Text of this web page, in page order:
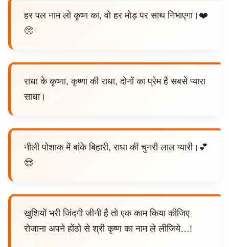
हर पल नाम लो कृष्ण का, वो हर मोड़ पर साथ निभाएगा।❤️
🥺
राधा के कृष्णा, कृष्णा की राधा, दोनों का प्रेम है सबसे प्यारा
साधा।
नीली पोशाक में बांके बिहारी, राधा की चुनरी लाल प्यारी।💕
😍
खुशियों भरी जिंदगी जीनी है तो एक काम किया कीजिए
रोजाना अपने होंठो से श्री कृष्ण का नाम ले लीजिये…!